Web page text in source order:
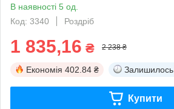
В наявності 5 од.
Код: 3340
Роздріб
1 835,16 ₴ 2 238 ₴
Економія 402.84 ₴ Залишилось
Купити